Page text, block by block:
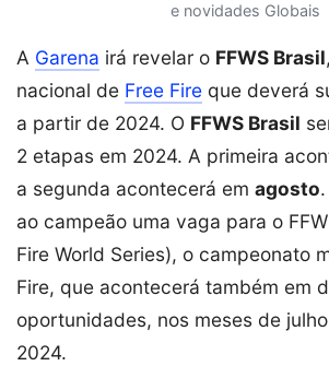
e novidades Globais
A Garena irá revelar o FFWS Brasil
nacional de Free Fire que deverá
a partir de 2024. O FFWS Brasil
2 etapas em 2024. A primeira
a segunda acontecerá em agosto
ao campeão uma vaga para o
Fire World Series), o campeonato
Fire, que acontecerá também em
oportunidades, nos meses de
2024.